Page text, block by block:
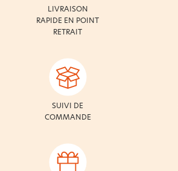
LIVRAISON
RAPIDE EN POINT
RETRAIT
SUIVI DE
COMMANDE